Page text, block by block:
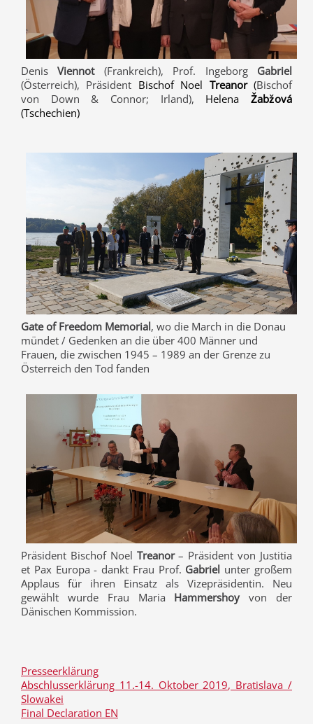
DenisViennot(Frankreich), Prof. Ingeborg Gabriel
(Österreich), Präsident Bischof Noel Treanor(Bischof
von Down & Connor; Irland), HelenaŽabžová
(Tschechien)
Gate of Freedom Memorial, wo die March in die Donau
mündet / Gedenken an die über 400 Männer und
Frauen, die zwischen 1945 – 1989 an der Grenze zu
Österreich den Tod fanden
Präsident Bischof Noel Treanor– Präsident von Justitia
et Pax Europa - dankt Frau Prof. Gabriel unter großem
Applaus für ihren Einsatz als Vizepräsidentin. Neu
gewählt wurde Frau Maria Hammershoy von der
Dänischen Kommission.
Presseerklärung
Abschlusserklärung 11.-14. Oktober 2019, Bratislava /
Slowakei
Final Declaration EN